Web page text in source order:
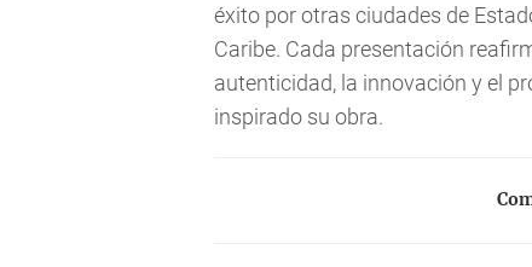
éxito por otras ciudades de
Caribe. Cada presentación
autenticidad, la innovación y el
inspirado su obra.